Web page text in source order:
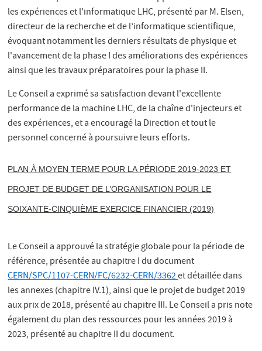
les expériences et l'informatique LHC, présenté par M. Elsen,
directeur de la recherche et de l’informatique scientifique,
évoquant notamment les derniers résultats de physique et
l'avancement de la phase I des améliorations des expériences
ainsi que les travaux préparatoires pour la phase II.
Le Conseil a exprimé sa satisfaction devant l'excellente
performance de la machine LHC, de la chaîne d'injecteurs et
des expériences, et a encouragé la Direction et tout le
personnel concerné à poursuivre leurs efforts.
PLAN À MOYEN TERME POUR LA PÉRIODE 2019-2023 ET
PROJET DE BUDGET DE L’ORGANISATION POUR LE
SOIXANTE-CINQUIÈME EXERCICE FINANCIER (2019)
Le Conseil a approuvé la stratégie globale pour la période de
référence, présentée au chapitre I du document
CERN/SPC/1107-CERN/FC/6232-CERN/3362et détaillée dans
les annexes (chapitre IV.1), ainsi que le projet de budget 2019
aux prix de 2018, présenté au chapitre III. Le Conseil a pris note
également du plan des ressources pour les années 2019 à
2023, présenté au chapitre II du document.